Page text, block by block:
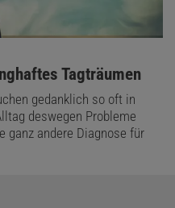
Tagträumen
gedanklich so oft in
deswegen Probleme
ganz andere Diagnose für